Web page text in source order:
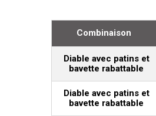
Combinaison
Diable avec patins et
bavette rabattable
Diable avec patins et
bavette rabattable